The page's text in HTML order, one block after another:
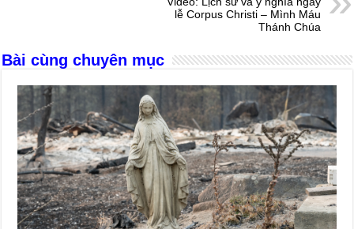
k
lễ Corpus Christi – Mình Máu
Thánh Chúa
Bài cùng chuyên mục